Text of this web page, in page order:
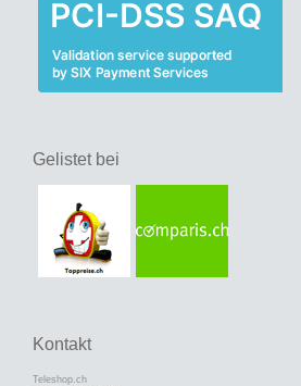
Gelistet bei
Kontakt
Teleshop.ch